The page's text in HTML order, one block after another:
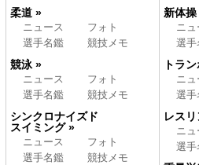
柔道 »
ニュース
フォト
選手名鑑
競技メモ
競泳 »
ニュース
フォト
選手名鑑
競技メモ
シンクロナイズド
スイミング »
ニュース
フォト
選手名鑑
競技メモ
新体操
ニュ
選手
トラ
ニュ
選手
レス
ニュ
選手